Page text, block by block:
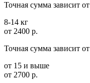
Точная сумма зависит
8-14 кг
от 2400 р.
Точная сумма зависит
от 15 и выше
от 2700 р.